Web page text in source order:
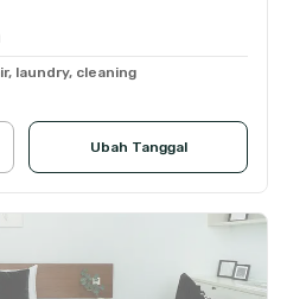
laundry, cleaning
Ubah Tanggal